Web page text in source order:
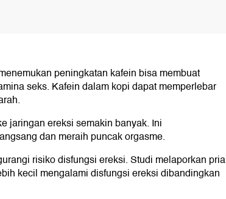
peningkatan kafein bisa membuat
seks. Kafein dalam kopi dapat memperlebar
jaringan ereksi semakin banyak. Ini
dan meraih puncak orgasme.
risiko disfungsi ereksi. Studi melaporkan pria
kecil mengalami disfungsi ereksi dibandingkan